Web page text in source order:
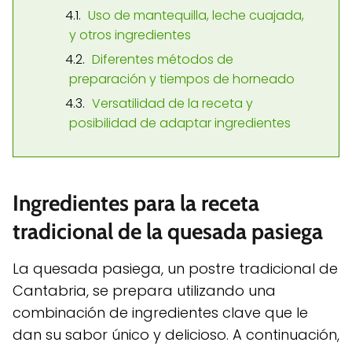
Uso de mantequilla, leche cuajada,
y otros ingredientes
Diferentes métodos de
preparación y tiempos de horneado
Versatilidad de la receta y
posibilidad de adaptar ingredientes
Ingredientes para la receta
tradicional de la quesada pasiega
La quesada pasiega, un postre tradicional de
Cantabria, se prepara utilizando una
combinación de ingredientes clave que le
dan su sabor único y delicioso. A continuación,